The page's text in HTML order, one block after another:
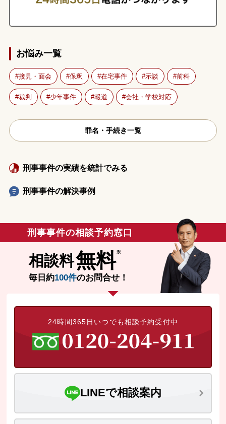
お悩み一覧
接見・面会 保釈 在宅事件 示談 前科
裁判 少年事件 報道 会社・学校対応
罪名・手続き一覧
刑事事件の実績を統計でみる
刑事事件の解決事例
刑事事件の相談予約窓口
相談料無料
毎日約100件のお問合せ！
24時間365日いつでも相談予約受付中
LINEで相談案内